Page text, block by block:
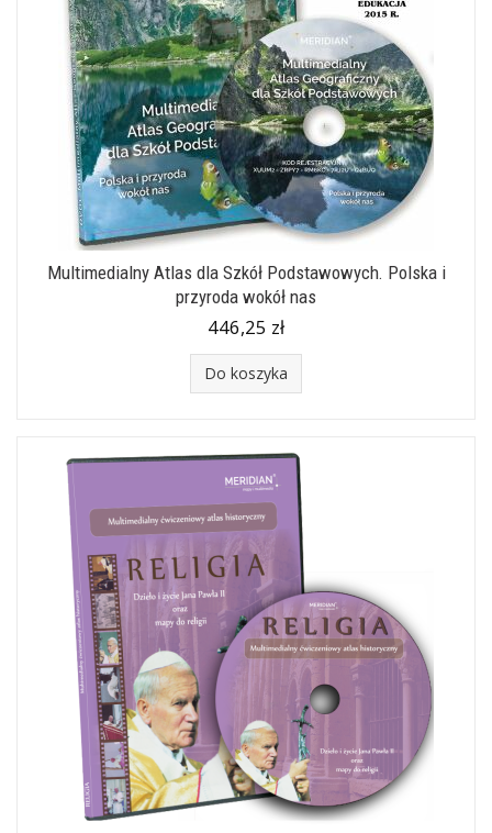
Multimedialny Atlas dla Szkół Podstawowych. Polska i
przyroda wokół nas
446,25 zł
Do koszyka